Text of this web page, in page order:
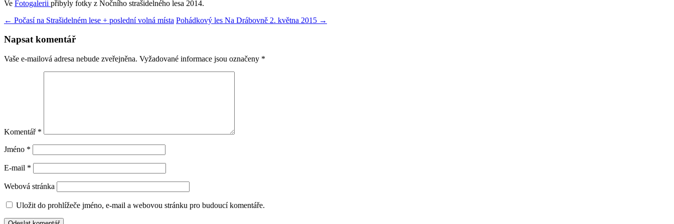
Ve Fotogalerii přibyly fotky z Nočního strašidelného lesa 2014.
Navigace
pro
příspěvky
← Počasí na Strašidelném lese + poslední volná místa Pohádkový les Na Drábovně 2. května 2015 →
Napsat komentář
Vaše e-mailová adresa nebude zveřejněna. Vyžadované informace jsou označeny *
Komentář *
Jméno *
E-mail *
Webová stránka
Uložit do prohlížeče jméno, e-mail a webovou stránku pro budoucí komentáře.